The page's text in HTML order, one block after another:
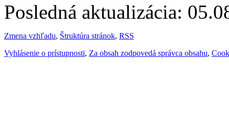
Posledná aktualizácia:
Zmena vzhľadu, Štruktúra stránok, RSS
Vyhlásenie o prístupnosti, Za obsah zodpovedá správca obsahu,